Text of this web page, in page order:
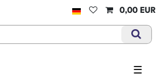
0,00 EUR
☰